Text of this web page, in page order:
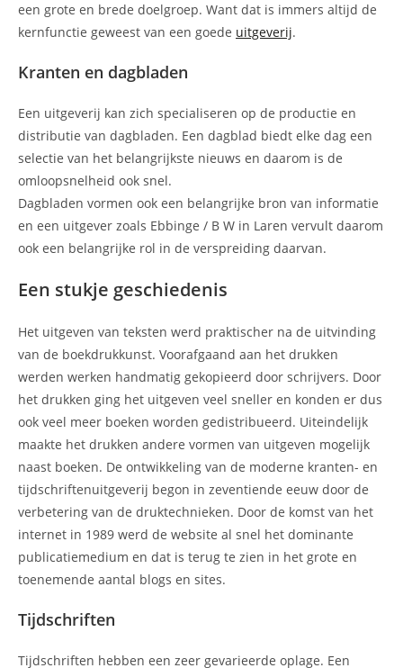
een grote en brede doelgroep. Want dat is immers altijd de
kernfunctie geweest van een goede uitgeverij.
Kranten en dagbladen
Een uitgeverij kan zich specialiseren op de productie en
distributie van dagbladen. Een dagblad biedt elke dag een
selectie van het belangrijkste nieuws en daarom is de
omloopsnelheid ook snel.
Dagbladen vormen ook een belangrijke bron van informatie
en een uitgever zoals Ebbinge / B W in Laren vervult daarom
ook een belangrijke rol in de verspreiding daarvan.
Een stukje geschiedenis
Het uitgeven van teksten werd praktischer na de uitvinding
van de boekdrukkunst. Voorafgaand aan het drukken
werden werken handmatig gekopieerd door schrijvers. Door
het drukken ging het uitgeven veel sneller en konden er dus
ook veel meer boeken worden gedistribueerd. Uiteindelijk
maakte het drukken andere vormen van uitgeven mogelijk
naast boeken. De ontwikkeling van de moderne kranten- en
tijdschriftenuitgeverij begon in zeventiende eeuw door de
verbetering van de druktechnieken. Door de komst van het
internet in 1989 werd de website al snel het dominante
publicatiemedium en dat is terug te zien in het grote en
toenemende aantal blogs en sites.
Tijdschriften
Tijdschriften hebben een zeer gevarieerde oplage. Een